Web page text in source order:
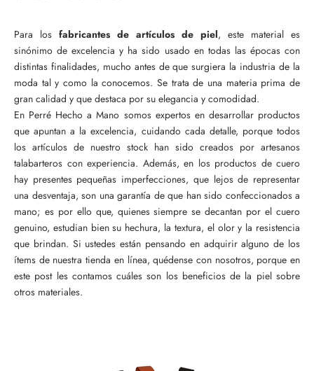
Para los fabricantes de artículos de piel, este material es
sinónimo de excelencia y ha sido usado en todas las épocas con
distintas finalidades, mucho antes de que surgiera la industria de la
moda tal y como la conocemos. Se trata de una materia prima de
gran calidad y que destaca por su elegancia y comodidad.
En Perré Hecho a Mano somos expertos en desarrollar productos
que apuntan a la excelencia, cuidando cada detalle, porque todos
los artículos de nuestro stock han sido creados por artesanos
talabarteros con experiencia. Además, en los productos de cuero
hay presentes pequeñas imperfecciones, que lejos de representar
una desventaja, son una garantía de que han sido confeccionados a
mano; es por ello que, quienes siempre se decantan por el cuero
genuino, estudian bien su hechura, la textura, el olor y la resistencia
que brindan. Si ustedes están pensando en adquirir alguno de los
ítems de nuestra tienda en línea, quédense con nosotros, porque en
este post les contamos cuáles son los beneficios de la piel sobre
otros materiales.